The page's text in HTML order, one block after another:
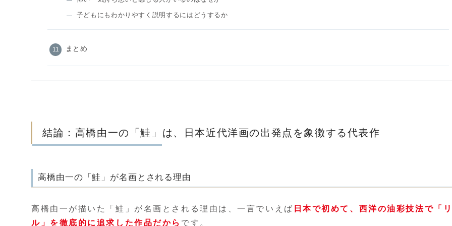
子どもにもわかりやすく説明するにはどうするか
まとめ
結論：高橋由一の「鮭」は、日本近代洋画の出発点を象徴する代表作
高橋由一の「鮭」が名画とされる理由
高橋由一が描いた「鮭」が名画とされる理由は、一言でいえば 日本で初めて、西洋の油彩技法で「
ル」を徹底的に追求した作品だから です。